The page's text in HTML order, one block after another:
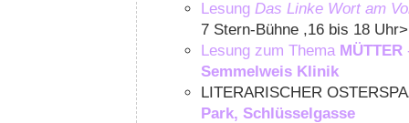
Lesung Das Linke Wort am
7 Stern-Bühne ,16 bis 18
Lesung zum Thema MÜTTER
Semmelweis Klinik
LITERARISCHER
Park, Schlüsselgasse